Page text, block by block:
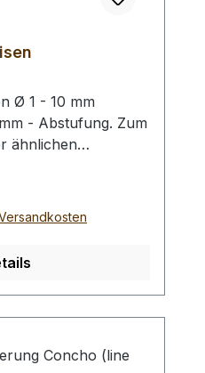
Ø 1 - 10 mm
- Abstufung. Zum
ähnlichen
(keinen
des Splitterns) siehe
Rundlocheisen der